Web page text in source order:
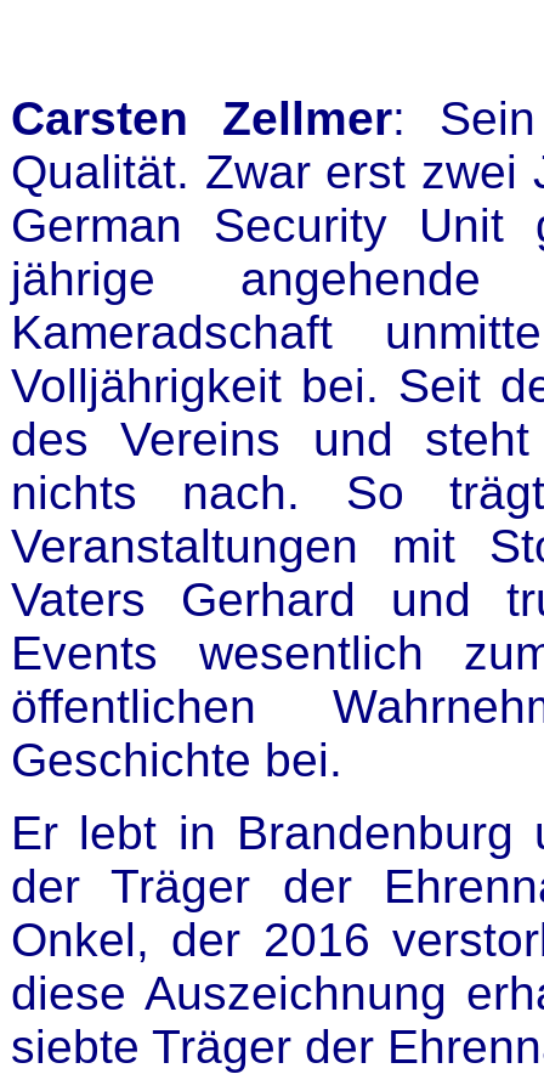
Carsten Zellmer:
Qualität. Zwar erst zwei
German Security
jährige
Kameradschaft
Volljährigkeit bei. Seit
des Vereins und
nichts nach. So
Veranstaltungen mit
Vaters Gerhard und
Events wesentlich
öffentlichen
Geschichte bei.
Er lebt in
der Träger der
Onkel, der 2016
diese Auszeichnung
siebte Träger der